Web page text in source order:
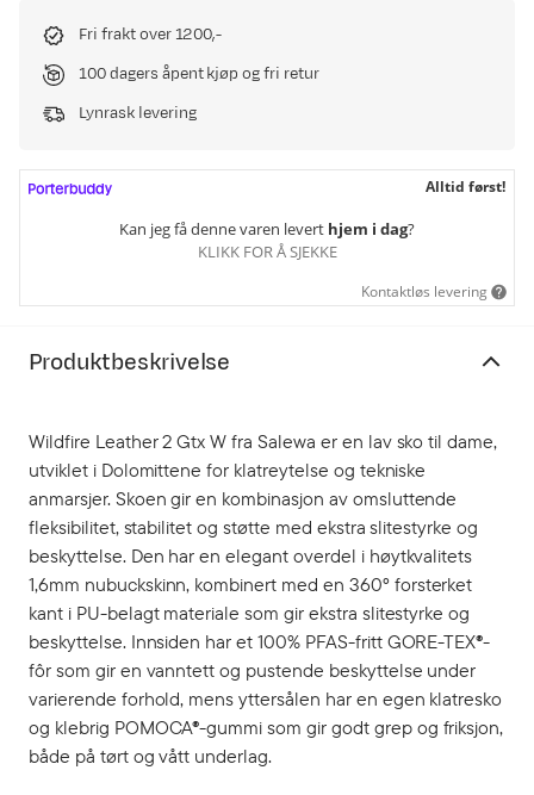
Fri frakt over 1200,-
100 dagers åpent kjøp og fri retur
Lynrask levering
Alltid først!
Kan jeg få denne varen levert hjem i dag?
KLIKK FOR Å SJEKKE
Kontaktløs levering
Produktbeskrivelse
Wildfire Leather 2 Gtx W fra Salewa er en lav sko til dame,
utviklet i Dolomittene for klatreytelse og tekniske
anmarsjer. Skoen gir en kombinasjon av omsluttende
fleksibilitet, stabilitet og støtte med ekstra slitestyrke og
beskyttelse. Den har en elegant overdel i høytkvalitets
1,6mm nubuckskinn, kombinert med en 360° forsterket
kant i PU-belagt materiale som gir ekstra slitestyrke og
beskyttelse. Innsiden har et 100% PFAS-fritt GORE-TEX®-
fôr som gir en vanntett og pustende beskyttelse under
varierende forhold, mens yttersålen har en egen klatresko
og klebrig POMOCA®-gummi som gir godt grep og friksjon,
både på tørt og vått underlag.